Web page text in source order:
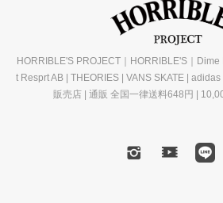
HORRIBLE'S PROJECT｜HORRIBLE'S｜
t Resprt AB | THEORIES | VANS SKATE |
販売店 | 通販 全国一律送料648円 |